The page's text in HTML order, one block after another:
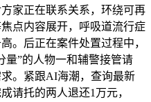
家正在联系关系，环绕可再
点内容展开，呼吸道流行症
。后正在案件处置过程中，
量”的人物一和辅警接管请
。紧跟AI海潮，查询最新
请托的两人退还1万元，